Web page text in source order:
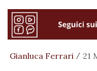
Gianluca Ferrari / 21